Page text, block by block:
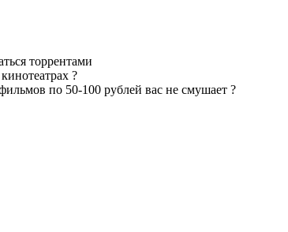
торрентами
?
по 50-100 рублей вас не смушает ?